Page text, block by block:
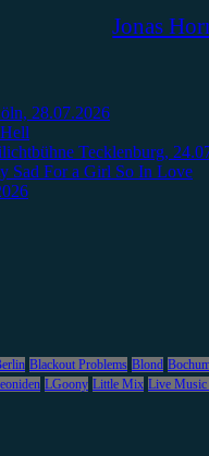
Jonas
28.07.2026
Tecklenburg,
Sad For a Girl So In Love
Blackout Problems Blond
LGoony Little Mix Live